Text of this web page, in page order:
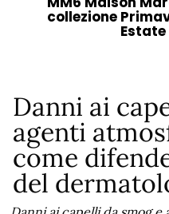
collezione
Estate
Danni ai
agenti
come
del